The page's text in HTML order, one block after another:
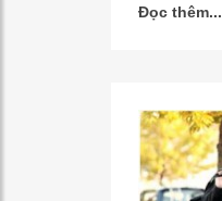
Đọc thêm...